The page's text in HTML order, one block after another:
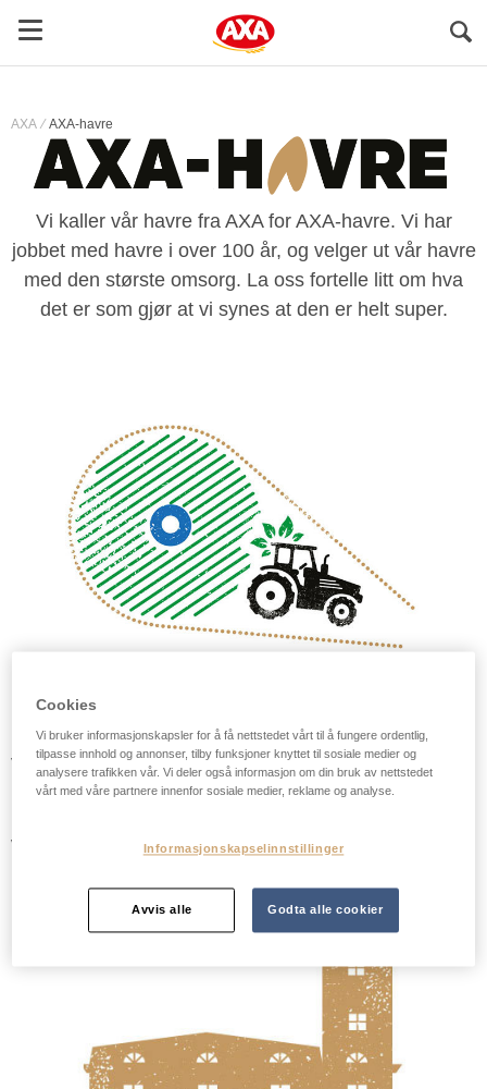
AXA AXA-havre
Vi kaller vår havre fra AXA for AXA-havre. Vi har
jobbet med havre i over 100 år, og velger ut vår havre
med den største omsorg. La oss fortelle litt om hva
det er som gjør at vi synes at den er helt super.
DET STARTER MED ETT FRØ…
Vi tror på sunn dyrking der alt fra hvilket frø som såes, til
hvordan jorden brukes og havren høstes spiller en viktig
vokse på åkrer der kornet langsomt modner og fylles med
Cookies
Vi bruker informasjonskapsler for å få nettstedet vårt til å fungere ordentlig,
tilpasse innhold og annonser, tilby funksjoner knyttet til sosiale medier og
analysere trafikken vår. Vi deler også informasjon om din bruk av nettstedet
vårt med våre partnere innenfor sosiale medier, reklame og analyse.
Informasjonskapselinnstillinger
Avvis alle Godta alle cookier